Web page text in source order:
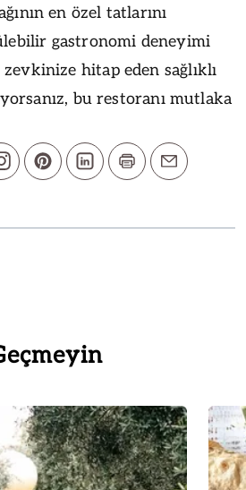
en özel tatlarını
gastronomi deneyimi
hitap eden sağlıklı
bu restoranı mutlaka